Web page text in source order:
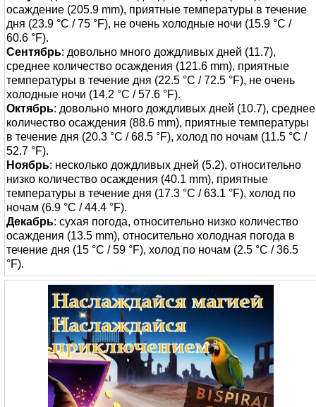
осаждение (205.9 mm), приятные температуры в течение
дня (23.9 °C / 75 °F), не очень холодные ночи (15.9 °C /
60.6 °F).
Сентябрь: довольно много дождливых дней (11.7),
среднее количество осаждения (121.6 mm), приятные
температуры в течение дня (22.5 °C / 72.5 °F), не очень
холодные ночи (14.2 °C / 57.6 °F).
Октябрь: довольно много дождливых дней (10.7), среднее
количество осаждения (88.6 mm), приятные температуры
в течение дня (20.3 °C / 68.5 °F), холод по ночам (11.5 °C /
52.7 °F).
Ноябрь: несколько дождливых дней (5.2), относительно
низко количество осаждения (40.1 mm), приятные
температуры в течение дня (17.3 °C / 63.1 °F), холод по
ночам (6.9 °C / 44.4 °F).
Декабрь: сухая погода, относительно низко количество
осаждения (13.5 mm), относительно холодная погода в
течение дня (15 °C / 59 °F), холод по ночам (2.5 °C / 36.5
°F).